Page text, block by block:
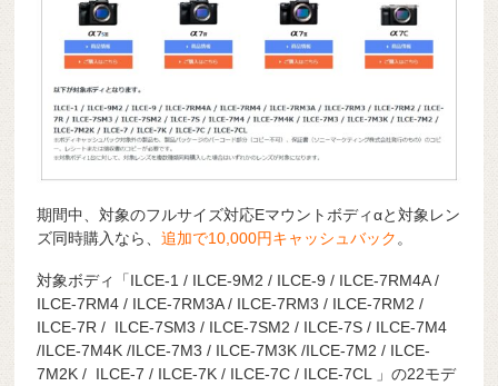
期間中、対象のフルサイズ対応Eマウントボディαと対象レン
ズ同時購入なら、追加で10,000円キャッシュバック 。
対象ボディ「ILCE-1 / ILCE-9M2 / ILCE-9 / ILCE-7RM4A /
ILCE-7RM4 / ILCE-7RM3A / ILCE-7RM3 / ILCE-7RM2 /
ILCE-7R / ILCE-7SM3 / ILCE-7SM2 / ILCE-7S / ILCE-7M4
/ILCE-7M4K /ILCE-7M3 / ILCE-7M3K /ILCE-7M2 / ILCE-
7M2K / ILCE-7 / ILCE-7K / ILCE-7C / ILCE-7CL 」の22モデ